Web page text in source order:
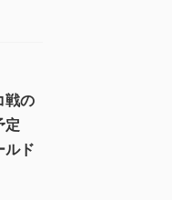
戦の
定
ルド